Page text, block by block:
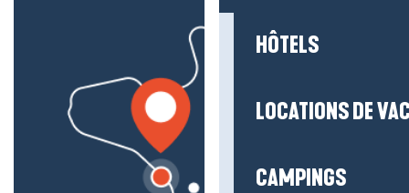
HÔTELS
LOCATIONS DE
CAMPINGS